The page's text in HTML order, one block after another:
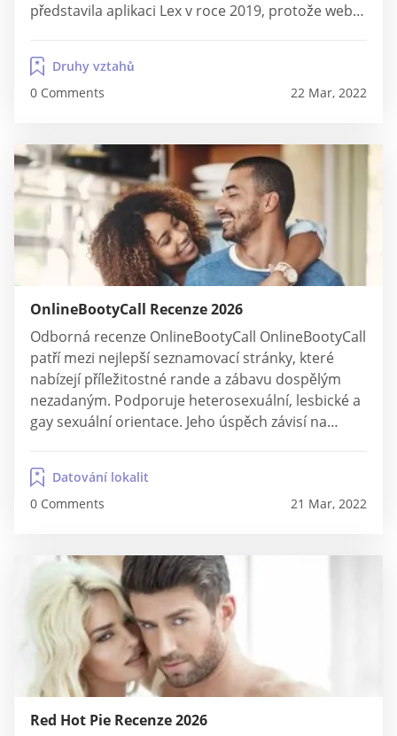
představila aplikaci Lex v roce 2019, protože web
neměl žádné fotografie, Lex kombinuje text i
fotografie v matchmakingu. Proto si seznamovací
aplikace Lex klade za cíl propojit...
Druhy vztahů
0 Comments
22 Mar, 2022
OnlineBootyCall Recenze 2026
Odborná recenze OnlineBootyCall OnlineBootyCall
patří mezi nejlepší seznamovací stránky, které
nabízejí příležitostné rande a zábavu dospělým
nezadaným. Podporuje heterosexuální, lesbické a
gay sexuální orientace. Jeho úspěch závisí na
zajímají o příležitostnou zábavu bez závazků.
Pokud projdete platformou, zjistíte, že lidé
nehledají vážné vztahy. OnlineBootyCall to také
Datování lokalit
0 Comments
21 Mar, 2022
Red Hot Pie Recenze 2026